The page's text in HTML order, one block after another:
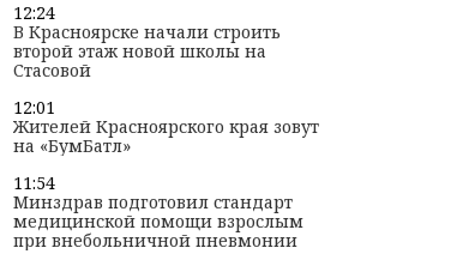
12:24
В Красноярске начали строить
второй этаж новой школы на
Стасовой
12:01
Жителей Красноярского края зовут
на «БумБатл»
11:54
Минздрав подготовил стандарт
медицинской помощи взрослым
при внебольничной пневмонии